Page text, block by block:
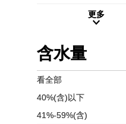
更多
含水量
看全部
40%(含)以下
41%-59%(含)